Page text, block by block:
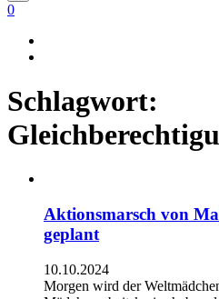
0
Schlagwort:
Aktionsmarsch von
geplant
10.10.2024
Morgen wird der